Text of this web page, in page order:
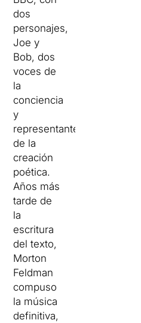
dos
personajes,
Joe y
Bob, dos
voces de
la
conciencia
y
representantes
de la
creación
poética.
Años más
tarde de
la
escritura
del texto,
Morton
Feldman
compuso
la música
definitiva,